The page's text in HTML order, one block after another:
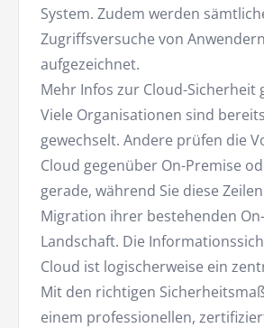
System. Zudem werden
Zugriffsversuche von
aufgezeichnet.
Mehr Infos zur Cloud-Sicherheit
Viele Organisationen sind
gewechselt. Andere prüfen die
Cloud gegenüber On-Premise
gerade, während Sie diese
Migration ihrer bestehenden
Landschaft. Die
Cloud ist logischerweise ein
Mit den richtigen
einem professionellen,